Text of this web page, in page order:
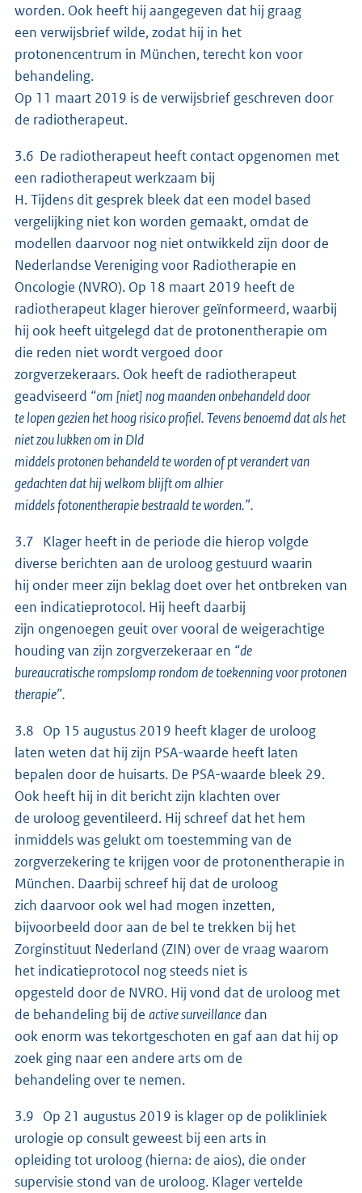
worden. Ook heeft hij aangegeven dat hij graag
een verwijsbrief wilde, zodat hij in het
protonencentrum in München, terecht kon voor
behandeling.
Op 11 maart 2019 is de verwijsbrief geschreven door
de radiotherapeut.
3.6 De radiotherapeut heeft contact opgenomen met
een radiotherapeut werkzaam bij
H. Tijdens dit gesprek bleek dat een model based
vergelijking niet kon worden gemaakt, omdat de
modellen daarvoor nog niet ontwikkeld zijn door de
Nederlandse Vereniging voor Radiotherapie en
Oncologie (NVRO). Op 18 maart 2019 heeft de
radiotherapeut klager hierover geïnformeerd, waarbij
hij ook heeft uitgelegd dat de protonentherapie om
die reden niet wordt vergoed door
zorgverzekeraars. Ook heeft de radiotherapeut
geadviseerd “om [niet] nog maanden onbehandeld door
te lopen gezien het hoog risico profiel. Tevens benoemd dat als het
niet zou lukken om in Dld
middels protonen behandeld te worden of pt verandert van
gedachten dat hij welkom blijft om alhier
middels fotonentherapie bestraald te worden.”.
3.7 Klager heeft in de periode die hierop volgde
diverse berichten aan de uroloog gestuurd waarin
hij onder meer zijn beklag doet over het ontbreken van
een indicatieprotocol. Hij heeft daarbij
zijn ongenoegen geuit over vooral de weigerachtige
houding van zijn zorgverzekeraar en “de
bureaucratische rompslomp rondom de toekenning voor protonen
therapie”.
3.8 Op 15 augustus 2019 heeft klager de uroloog
laten weten dat hij zijn PSA-waarde heeft laten
bepalen door de huisarts. De PSA-waarde bleek 29.
Ook heeft hij in dit bericht zijn klachten over
de uroloog geventileerd. Hij schreef dat het hem
inmiddels was gelukt om toestemming van de
zorgverzekering te krijgen voor de protonentherapie in
München. Daarbij schreef hij dat de uroloog
zich daarvoor ook wel had mogen inzetten,
bijvoorbeeld door aan de bel te trekken bij het
Zorginstituut Nederland (ZIN) over de vraag waarom
het indicatieprotocol nog steeds niet is
opgesteld door de NVRO. Hij vond dat de uroloog met
de behandeling bij de active surveillance dan
ook enorm was tekortgeschoten en gaf aan dat hij op
zoek ging naar een andere arts om de
behandeling over te nemen.
3.9 Op 21 augustus 2019 is klager op de polikliniek
urologie op consult geweest bij een arts in
opleiding tot uroloog (hierna: de aios), die onder
supervisie stond van de uroloog. Klager vertelde